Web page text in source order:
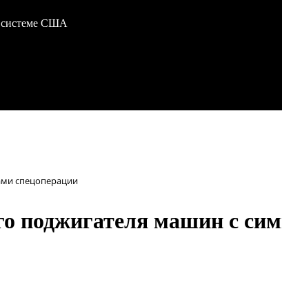
системе США
спецоперации
поджигателя машин с